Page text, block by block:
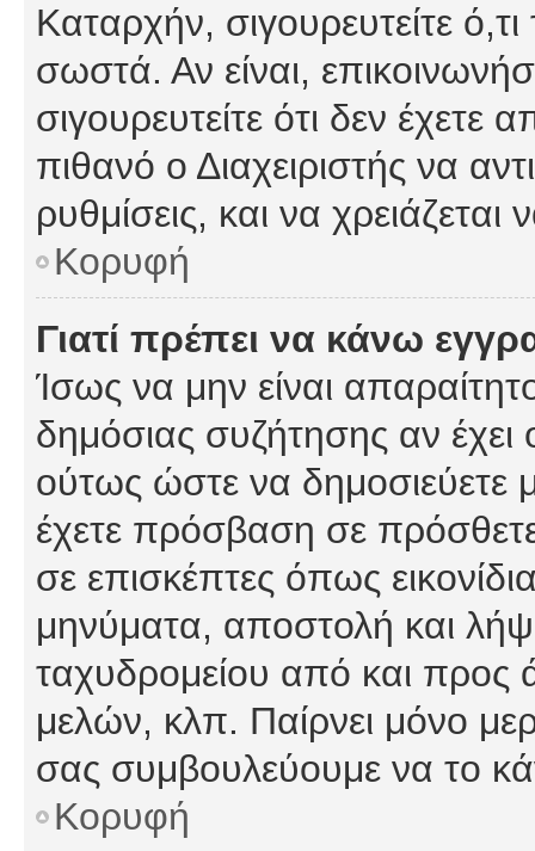
Καταρχήν, σιγουρευτείτε
σωστά. Αν είναι,
σιγουρευτείτε ότι δεν έχετε
πιθανό ο Διαχειριστής να
ρυθμίσεις, και να χρειάζεται
Κορυφή
Γιατί πρέπει να κάνω
Ίσως να μην είναι
δημόσιας συζήτησης αν έχει
ούτως ώστε να δημοσιεύετε
έχετε πρόσβαση σε
σε επισκέπτες όπως
μηνύματα, αποστολή και
ταχυδρομείου από και προς
μελών, κλπ. Παίρνει μόνο
σας συμβουλεύουμε να το
Κορυφή